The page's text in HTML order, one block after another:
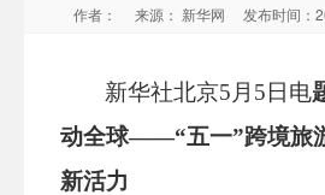
作者： 来源： 新华网 发布时间：
新华社北京5月5日电
动全球——“五一”跨境旅
新活力